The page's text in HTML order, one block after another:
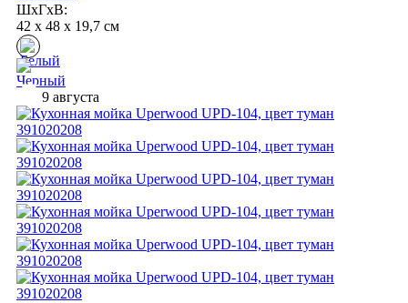
ШхГхВ:
42 x 48 x 19,7 см
9 августа